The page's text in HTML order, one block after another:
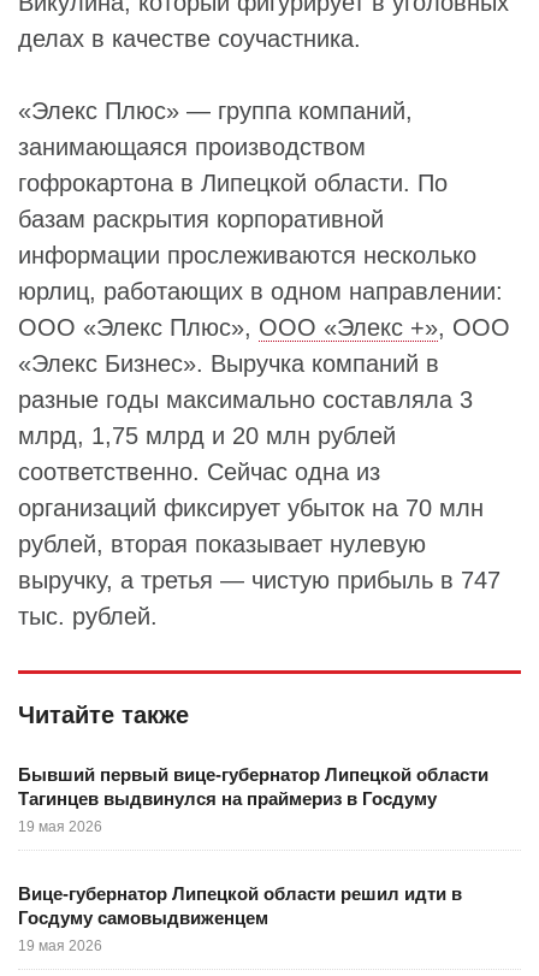
делах в качестве соучастника.
«Элекс Плюс» — группа компаний,
занимающаяся производством
гофрокартона в Липецкой области. По
базам раскрытия корпоративной
информации прослеживаются несколько
юрлиц, работающих в одном направлении:
ООО «Элекс Плюс», ООО «Элекс +», ООО
«Элекс Бизнес». Выручка компаний в
разные годы максимально составляла 3
млрд, 1,75 млрд и 20 млн рублей
соответственно. Сейчас одна из
организаций фиксирует убыток на 70 млн
рублей, вторая показывает нулевую
выручку, а третья — чистую прибыль в 747
тыс. рублей.
Читайте также
Бывший первый вице-губернатор Липецкой области
Тагинцев выдвинулся на праймериз в Госдуму
19 мая 2026
Вице-губернатор Липецкой области решил идти в
Госдуму самовыдвиженцем
19 мая 2026